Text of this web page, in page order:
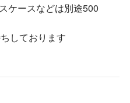
ケースなどは別途500
しております